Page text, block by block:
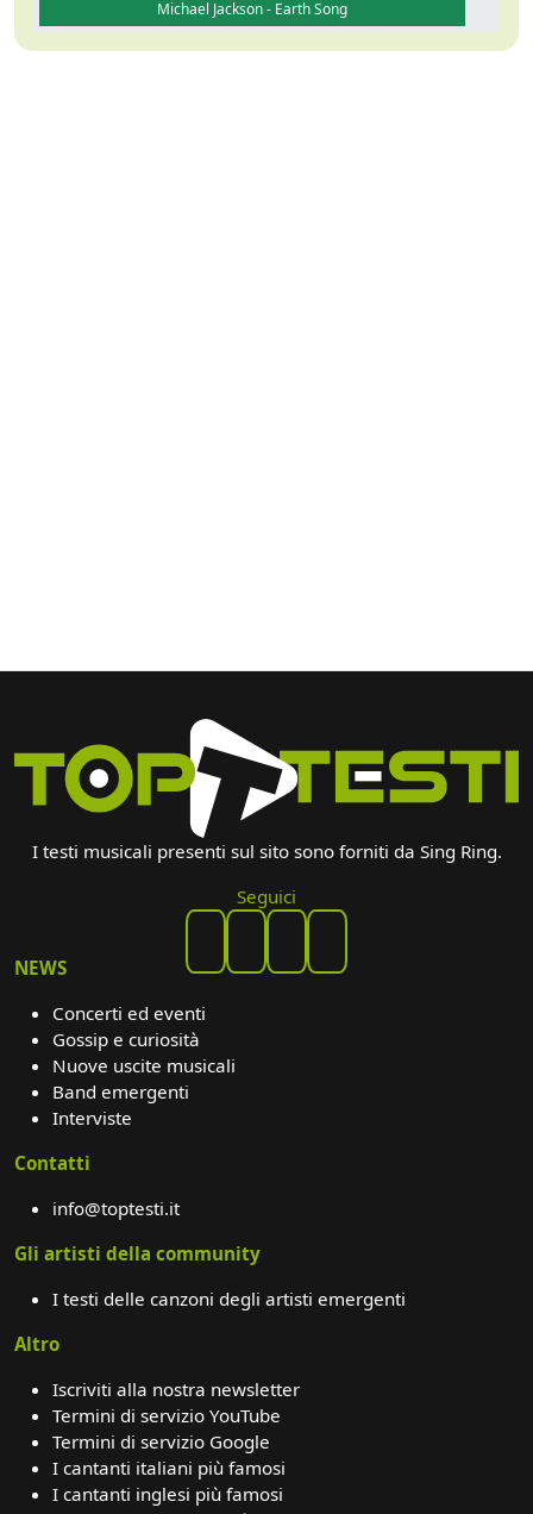
Michael Jackson - Earth Song
I testi musicali presenti sul sito sono forniti da Sing Ring.
Seguici
NEWS
Concerti ed eventi
Gossip e curiosità
Nuove uscite musicali
Band emergenti
Interviste
Contatti
info@toptesti.it
Gli artisti della community
I testi delle canzoni degli artisti emergenti
Altro
Iscriviti alla nostra newsletter
Termini di servizio YouTube
Termini di servizio Google
I cantanti italiani più famosi
I cantanti inglesi più famosi